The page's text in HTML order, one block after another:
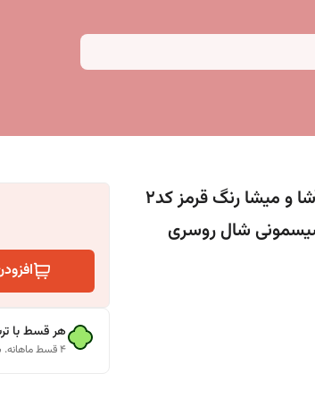
چادربازی کودک طرح آشا و میشا رنگ قرمز کد2
شال روسری
هر قسط با
۴ قسط ماهانه. بدون سود، چک و ضامن.